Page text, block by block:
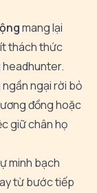
mang lại
thách thức
headhunter.
ngại rời bỏ
đồng hoặc
giữ chân họ
minh bạch
từ bước tiếp